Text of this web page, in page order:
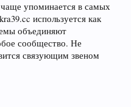
упоминается в самых
используется как
объединяют
сообщество. Не
связующим звеном